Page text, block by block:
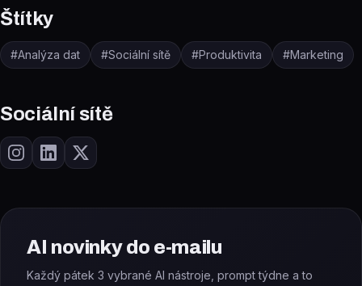
Štítky
#Analýza dat #Sociální sítě #Produktivita #Marketing
Sociální sítě
AI novinky do e-mailu
Každý pátek 3 vybrané AI nástroje, prompt týdne a to